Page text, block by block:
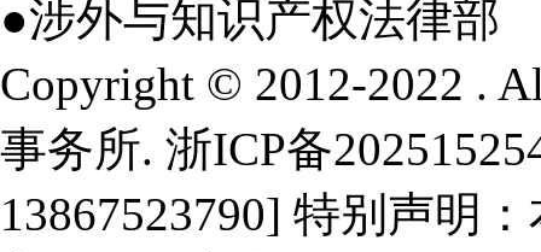
●涉外与知识产权法律部
Copyright © 2012-2022 .
事务所. 浙ICP备
13867523790] 特别声明